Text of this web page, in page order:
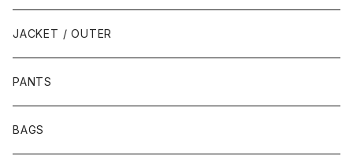
JACKET / OUTER
PANTS
BAGS